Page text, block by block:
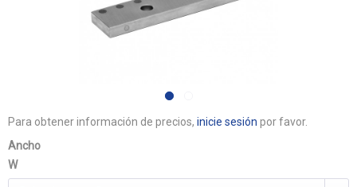
Para obtener información de precios, inicie sesión por favor.
Ancho
W